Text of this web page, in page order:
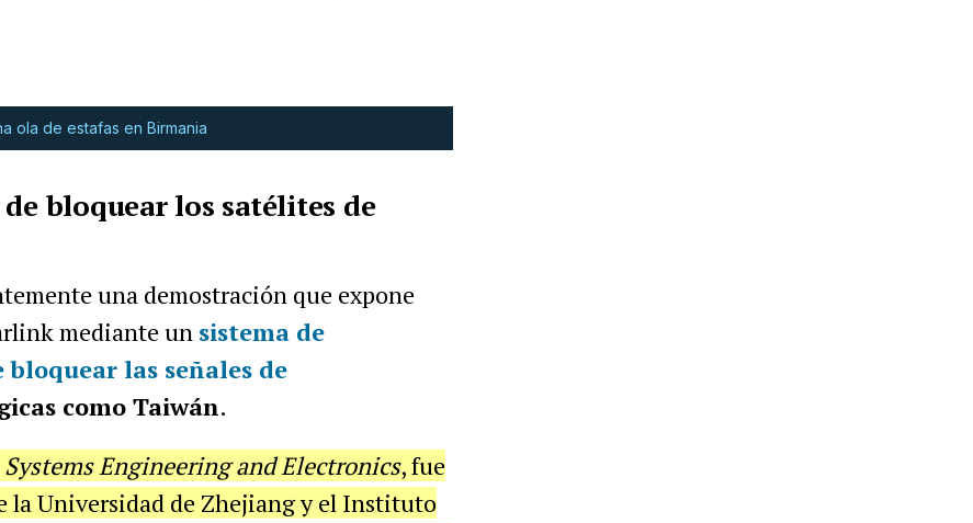
ola de estafas en Birmania
bloquear los satélites de
una demostración que expone
mediante un sistema de
las señales de
como Taiwán.
Systems Engineering and Electronics, fue
la Universidad de Zhejiang y el Instituto